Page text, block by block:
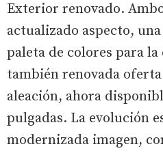
Exterior renovado.
actualizado aspecto,
paleta de colores para
también renovada
aleación, ahora
pulgadas. La evolución
modernizada imagen,